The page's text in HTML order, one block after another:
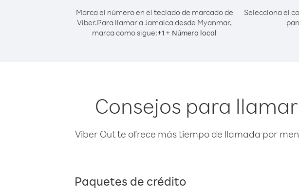
Marca el número en el teclado de marcado de
Viber.Para llamar a Jamaica desde Myanmar,
marca como sigue:+1 + Número local
Selecciona el
Consejos para
Viber Out te ofrece más tiempo de llamada por
Paquetes de crédito